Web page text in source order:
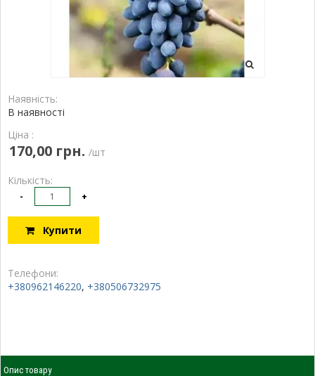
Наявність:
В наявності
Ціна :
170,00 грн. /шт
Кількість:
- +
Купити
Телефони:
+380962146220, +380506732975
Опис товару